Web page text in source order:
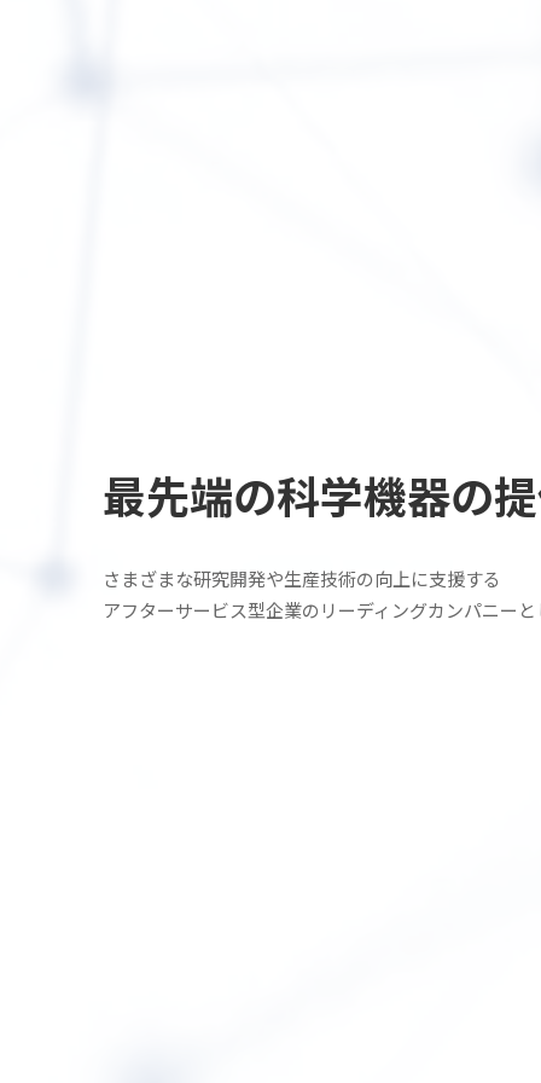
最先端の科学機器の
さまざまな研究開発や生産技術の向上に支援する
アフターサービス型企業の リーディングカンパニー